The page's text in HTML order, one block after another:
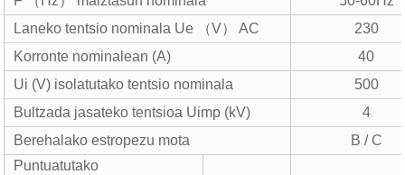
Laneko tentsio nominala Ue （V） AC
230
Korronte nominalean (A)
40
Ui (V) isolatutako tentsio nominala
500
Bultzada jasateko tentsioa Uimp (kV)
4
Berehalako estropezu mota
B / C
Puntuatutako